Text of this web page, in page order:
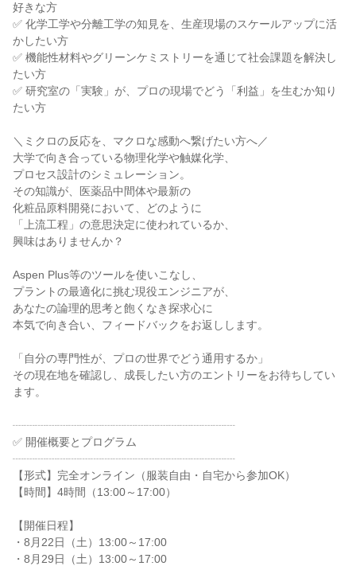
好きな方
✅ 化学工学や分離工学の知見を、生産現場のスケールアップに活
かしたい方
✅ 機能性材料やグリーンケミストリーを通じて社会課題を解決し
たい方
✅ 研究室の「実験」が、プロの現場でどう「利益」を生むか知り
たい方
＼ミクロの反応を、マクロな感動へ繋げたい方へ／
大学で向き合っている物理化学や触媒化学、
プロセス設計のシミュレーション。
その知識が、医薬品中間体や最新の
化粧品原料開発において、どのように
「上流工程」の意思決定に使われているか、
興味はありませんか？
Aspen Plus等のツールを使いこなし、
プラントの最適化に挑む現役エンジニアが、
あなたの論理的思考と飽くなき探求心に
本気で向き合い、フィードバックをお返しします。
「自分の専門性が、プロの世界でどう通用するか」
その現在地を確認し、成長したい方のエントリーをお待ちしてい
ます。
┈┈┈┈┈┈┈┈┈┈┈┈┈┈┈┈┈┈┈┈
✅️ 開催概要とプログラム
┈┈┈┈┈┈┈┈┈┈┈┈┈┈┈┈┈┈┈┈
【形式】完全オンライン（服装自由・自宅から参加OK）
【時間】4時間（13:00～17:00）
【開催日程】
・8月22日（土）13:00～17:00
・8月29日（土）13:00～17:00